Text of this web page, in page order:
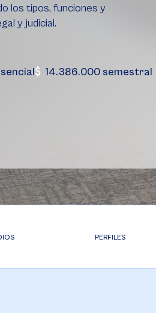
los tipos, funciones y
y judicial.
14.386.000 semestral
PERFILES